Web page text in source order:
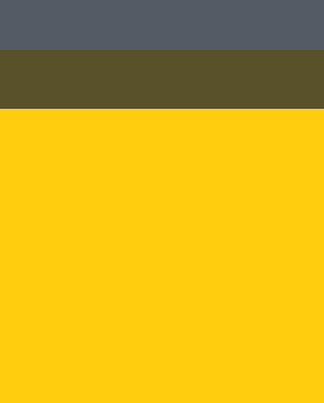
Besuchen Sie uns auf: